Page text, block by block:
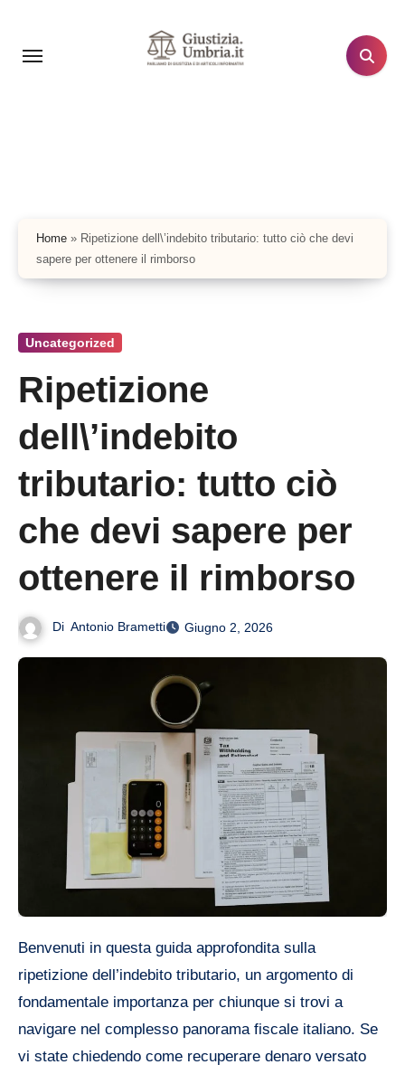
contenuto
Home » Ripetizione dell\’indebito tributario: tutto ciò che devi
sapere per ottenere il rimborso
Uncategorized
Ripetizione
dell\’indebito
tributario: tutto ciò
che devi sapere per
ottenere il rimborso
Di Antonio Brametti Giugno 2, 2026
Benvenuti in questa guida approfondita sulla
ripetizione dell’indebito tributario, un argomento di
fondamentale importanza per chiunque si trovi a
navigare nel complesso panorama fiscale italiano. Se
vi state chiedendo come recuperare denaro versato